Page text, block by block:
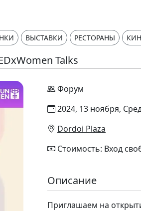
ВЫСТАВКИ РЕСТОРАНЫ
Talks
Форум
2024, 13 ноября,
Dordoi Plaza
Стоимость: Вход
Описание
Приглашаем на